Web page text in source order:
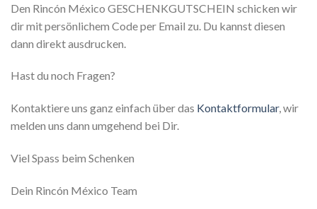
Den Rincón México GESCHENKGUTSCHEIN schicken wir
dir mit persönlichem Code per Email zu. Du kannst diesen
dann direkt ausdrucken.
Hast du noch Fragen?
Kontaktiere uns ganz einfach über das Kontaktformular, wir
melden uns dann umgehend bei Dir.
Viel Spass beim Schenken
Dein Rincón México Team